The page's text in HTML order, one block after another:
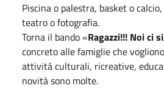
Piscina o palestra, basket o
teatro o fotografia.
Torna il bando «Ragazzi!!! Noi ci
concreto alle famiglie che
attività culturali, ricreative,
novità sono molte.